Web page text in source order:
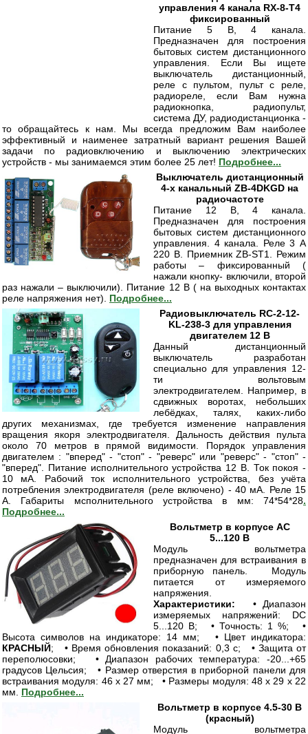
управления 4 канала RX-8-T4
фиксированный
Питание 5 В, 4 канала.
Предназначен для построения
бытовых систем дистанционного
управления. Если Вы ищете
выключатель дистанционный,
реле с пультом, пульт с реле,
радиореле, если Вам нужна
радиокнопка, радиопульт,
система ДУ, радиодистанционка -
то обращайтесь к нам. Мы всегда предложим Вам наиболее
эффективный и наименее затратный вариант решения Вашей
задачи по радиовключению и выключению электрических
устройств - мы занимаемся этим более 25 лет! Подробнее...
Выключатель дистанционный
4-х канальный ZB-4DKGD на
радиочастоте
Питание 12 B, 4 канала.
Предназначен для построения
бытовых систем дистанционного
управления. 4 канала. Реле 3 А
220 В. Приемник ZB-ST1. Режим
работы – фиксированный (
нажали кнопку- включили, второй
раз нажали – выключили). Питание 12 В ( на выходных контактах
реле напряжения нет). Подробнее...
Радиовыключатель RC-2-12-
KL-238-3 для управления
двигателем 12 В
Данный дистанционный
выключатель разработан
специально для управления 12-
ти вольтовым
электродвигателем. Например, в
сдвижных воротах, небольших
лебёдках, талях, каких-либо
других механизмах, где требуется изменение направления
вращения якоря электродвигателя. Дальность действия пульта
около 70 метров в прямой видимости. Порядок управления
двигателем : "вперед" - "стоп" - "реверс" или "реверс" - "стоп" -
"вперед". Питание исполнительного устройства 12 В. Ток покоя -
10 мА. Рабочий ток исполнительного устройства, без учёта
потребления электродвигателя (реле включено) - 40 мА. Реле 15
А. Габариты мсполнительного устройства в мм: 74*54*28.
Подробнее...
Вольтметр в корпусе AC
5...120 В
Модуль вольтметра
предназначен для встраивания в
приборную панель. Модуль
питается от измеряемого
напряжения.
Характеристики: • Диапазон
измеряемых напряжений: DC
5...120 В; • Точность: 1 %; •
Высота символов на индикаторе: 14 мм; • Цвет индикатора:
КРАСНЫЙ; • Время обновления показаний: 0,3 с; • Защита от
переполюсовки; • Диапазон рабочих температура: -20...+65
градусов Цельсия; • Размер отверстия в приборной панели для
встраивания модуля: 46 х 27 мм; • Размеры модуля: 48 х 29 х 22
мм. Подробнее...
Вольтметр в корпусе 4.5-30 В
(красный)
Модуль вольтметра